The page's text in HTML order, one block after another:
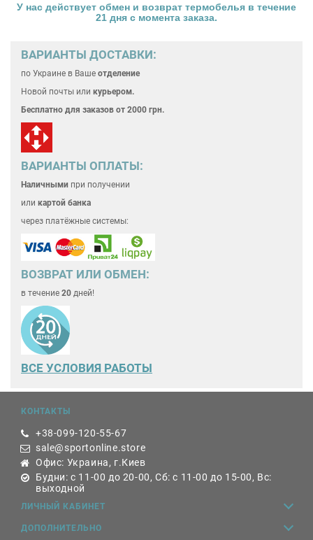
У нас действует обмен и возврат термобелья в течение
21 дня с момента заказа.
ВАРИАНТЫ ДОСТАВКИ:
по Украине в Ваше отделение
Новой почты или курьером.
Бесплатно для заказов от 2000 грн.
ВАРИАНТЫ ОПЛАТЫ:
Наличными при получении
или картой банка
через платёжные системы:
ВОЗВРАТ ИЛИ ОБМЕН:
в течение 20 дней!
ВСЕ УСЛОВИЯ РАБОТЫ
КОНТАКТЫ
+38-099-120-55-67
sale@sportonline.store
Офис: Украина, г.Киев
Будни: с 11-00 до 20-00, Сб: с 11-00 до 15-00, Вс:
выходной
ЛИЧНЫЙ КАБИНЕТ
ДОПОЛНИТЕЛЬНО